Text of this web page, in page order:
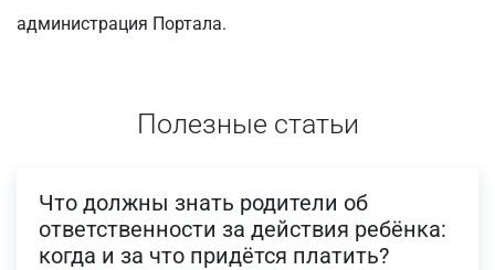
администрация Портала.
Полезные статьи
Что должны знать родители об
ответственности за действия ребёнка:
когда и за что придётся платить?